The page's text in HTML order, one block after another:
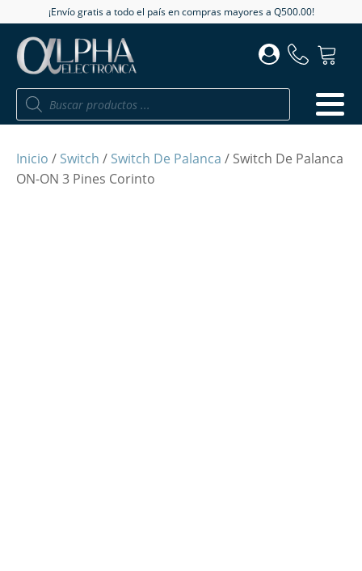
¡Envío gratis a todo el país en compras mayores a Q500.00!
Búsqueda
productos
Inicio / Switch / Switch De Palanca / Switch De Palanca
ON-ON 3 Pines Corinto